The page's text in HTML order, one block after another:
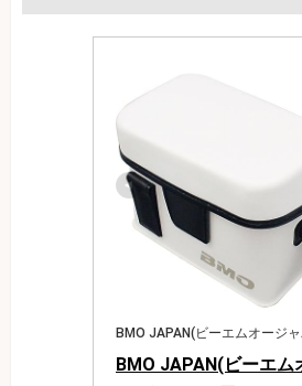
BMO JAPAN(ビーエムオージ
BMO JAPAN(ビーエム